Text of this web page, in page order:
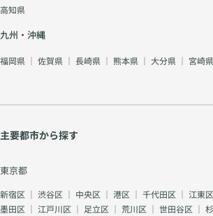
高知県
九州・沖縄
福岡県 ｜ 佐賀県 ｜ 長崎県 ｜ 熊本県 ｜ 大分県 ｜ 宮崎県
主要都市から探す
東京都
新宿区 ｜ 渋谷区 ｜ 中央区 ｜ 港区 ｜ 千代田区 ｜ 江東区
墨田区 ｜ 江戸川区 ｜ 足立区 ｜ 荒川区 ｜ 世田谷区 ｜